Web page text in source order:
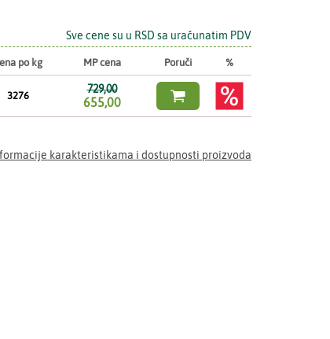
Sve cene su u RSD sa uračunatim PDV
po kg MP cena Poruči %
3276
729,00
655,00 
karakteristikama i dostupnosti proizvoda